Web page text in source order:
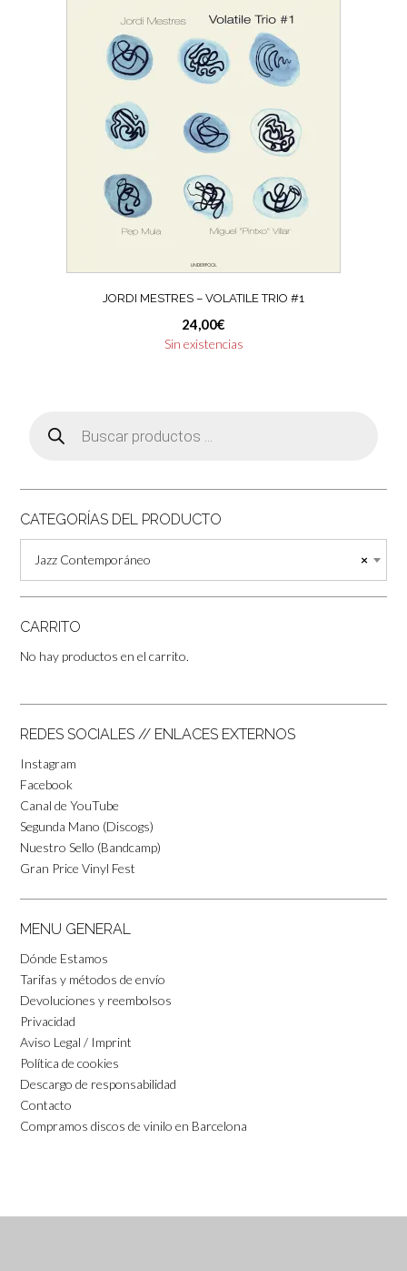
JORDI MESTRES – VOLATILE TRIO #1
24,00€
Sin existencias
productos
CATEGORÍAS DEL PRODUCTO
×
Jazz Contemporáneo
CARRITO
No hay productos en el carrito.
REDES SOCIALES // ENLACES EXTERNOS
Instagram
Facebook
Canal de YouTube
Segunda Mano (Discogs)
Nuestro Sello (Bandcamp)
Gran Price Vinyl Fest
MENU GENERAL
Dónde Estamos
Tarifas y métodos de envío
Devoluciones y reembolsos
Privacidad
Aviso Legal / Imprint
Política de cookies
Descargo de responsabilidad
Contacto
Compramos discos de vinilo en Barcelona